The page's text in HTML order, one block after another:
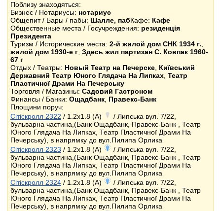
Поблизу знаходяться:
Бизнес / Нотариусы: нотариус
Общепит / Бары / пабы: Шалле, пабКафе: Кафе
Общественные места / Госучреждения: резиденція
Президента
Туризм / Исторические места: 2-й жилой дом СНК 1934 г.
жилой дом 1930-е г Здесь жил партизан С. Ковпак 1960-
67 г
Отдых / Театры: Новый Театр на Печерске Київський
Державний Театр Юного Глядача На Липках Театр
Пластичної Драми На Печерську
Торговля / Магазины: Садовий Гастроном
Финансы / Банки: Ощадбанк Правекс-Банк
Площини поруч:
Сітіскролл 2322 / 1.2x1.8 (A)
/ Липська вул. 7/22,
бульварна частина,(Банк Ощадбанк, Правекс-Банк , Театр
Юного Глядача На Липках, Театр Пластичної Драми На
Печерську), в напрямку до вул.Пилипа Орлика
Сітіскролл 2323 / 1.2x1.8 (A)
/ Липська вул. 7/22,
бульварна частина,(Банк Ощадбанк, Правекс-Банк , Театр
Юного Глядача На Липках, Театр Пластичної Драми На
Печерську), в напрямку до вул.Пилипа Орлика
Сітіскролл 2324 / 1.2x1.8 (A)
/ Липська вул. 7/22,
бульварна частина,(Банк Ощадбанк, Правекс-Банк , Театр
Юного Глядача На Липках, Театр Пластичної Драми На
Печерську), в напрямку до вул.Пилипа Орлика